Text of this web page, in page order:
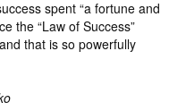
spent “a fortune and
the “Law of Success”
that is so powerfully